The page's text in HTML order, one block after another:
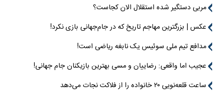
مربی دستگیر شده استقلال الان کجاست؟
عکس | بزرگترین مهاجم تاریخ که در جام‌جهانی بازی نکرد!
مدافع تیم ملی سوئیس یک نابغه ریاضی است!
عجیب اما واقعی: رضاییان و مسی بهترین بازیکنان جام جهانی!
ساعت قلعه‌نویی ۲۰ خانواده را از فلاکت نجات می‌دهد